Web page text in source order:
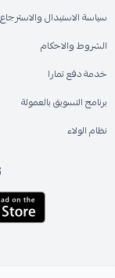
سياسة الاستبدال والاسترجاع
الشروط والاحكام
خدمة دفع تمارا
برنامج التسويق بالعمولة
نظام الولاء